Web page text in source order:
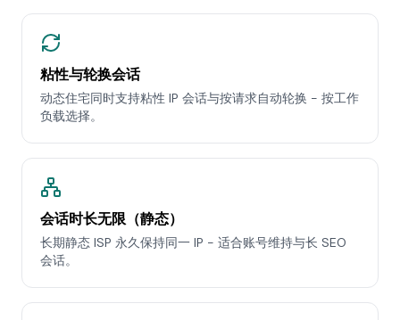
粘性与轮换会话
动态住宅同时支持粘性 IP 会话与按请求自动轮换 - 按工作
负载选择。
会话时长无限（静态）
长期静态 ISP 永久保持同一 IP - 适合账号维持与长 SEO
会话。